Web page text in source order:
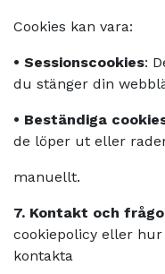
Cookies kan vara:
• Sessionscookies:
du stänger din
• Beständiga
de löper ut eller
manuellt.
7. Kontakt och
cookiepolicy eller hur
kontakta